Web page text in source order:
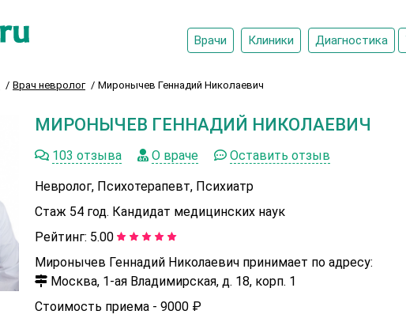
Врачи Клиники Диагностика
Врач невролог Миронычев Геннадий Николаевич
МИРОНЫЧЕВ ГЕННАДИЙ НИКОЛАЕВИЧ
103 отзыва О враче Оставить отзыв
Невролог, Психотерапевт, Психиатр
Стаж 54 год. Кандидат медицинских наук
Рейтинг: 5.00
Миронычев Геннадий Николаевич принимает по адресу:
Москва, 1-ая Владимирская, д. 18, корп. 1
Стоимость приема - 9000 ₽